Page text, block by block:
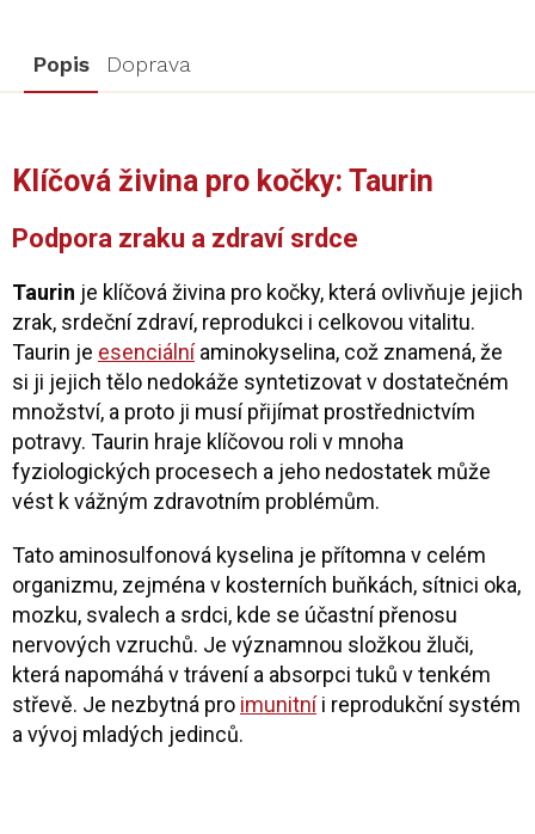
Popis Doprava
Klíčová živina pro kočky: Taurin
Podpora zraku a zdraví srdce
Taurin je klíčová živina pro kočky, která ovlivňuje jejich
zrak, srdeční zdraví, reprodukci i celkovou vitalitu.
Taurin je esenciálníaminokyselina, což znamená, že
si ji jejich tělo nedokáže syntetizovat v dostatečném
množství, a proto ji musí přijímat prostřednictvím
potravy. Taurin hraje klíčovou roli v mnoha
fyziologických procesech a jeho nedostatek může
vést k vážným zdravotním problémům.
Tato aminosulfonová kyselina je přítomna v celém
organizmu, zejména v kosterních buňkách, sítnici oka,
mozku, svalech a srdci, kde se účastní přenosu
nervových vzruchů. Je významnou složkou žluči,
která napomáhá v trávení a absorpci tuků v tenkém
střevě. Je nezbytná pro imunitníi reprodukční systém
a vývoj mladých jedinců.